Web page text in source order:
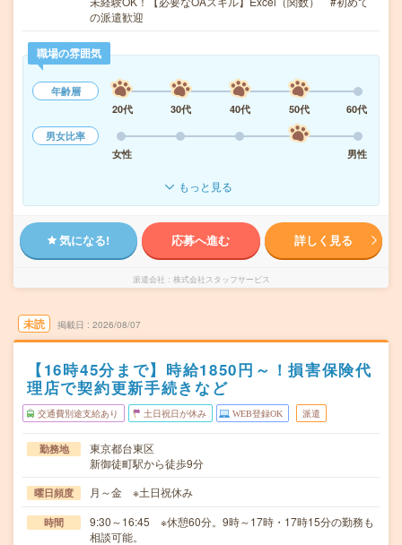
の派遣歓迎
職場の雰囲気
年齢層
20代
30代 40代 50代
60代
男女比率
女性
男性
もっと見る
気になる! 応募へ進む 詳しく見る
派遣会社 株式会社スタッフサービス
未読 掲載日 2026/08/07
【16時45分まで】時給1850円～！損害保険代
理店で契約更新手続きなど
交通費別途支給あり 土日祝日が休み WEB登録OK 派遣
勤務地
東京都台東区
新御徒町駅から徒歩9分
曜日頻度 月～金 ※土日祝休み
時間
9:30～16:45 ※休憩60分。9時～17時・17時15分の勤務も
相談可能。